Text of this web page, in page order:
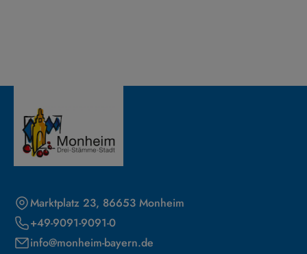
Marktplatz 23, 86653 Monheim
+49-9091-9091-0
info@monheim-bayern.de